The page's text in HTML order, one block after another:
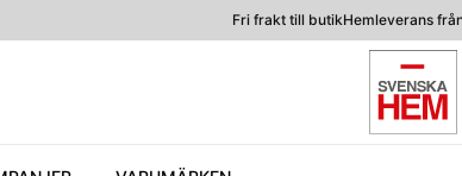
Fri frakt till butikHemleverans